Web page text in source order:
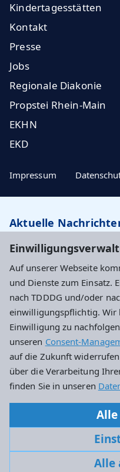
Auf unserer Webseite
und Dienste zum Einsatz.
nach TDDDG und/oder
einwilligungspflichtig. Wir
Einwilligung zu
unseren Consent-
auf die Zukunft
über die Verarbeitung
finden Sie in unseren
Alle
Alle
Kindertagesstätten
Kontakt
Presse
Jobs
Regionale Diakonie
Propstei Rhein-Main
EKHN
EKD
Impressum
Aktuelle
Newsletter
Evangelisches
Haus an der Marktkirche
Schlossplatz 4
65183 Wiesbaden